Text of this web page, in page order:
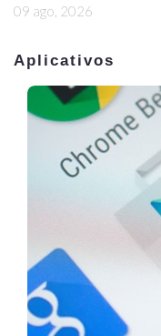
09 ago, 2026
Aplicativos